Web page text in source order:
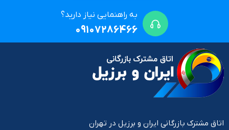
به راهنمایی نیاز دارید؟
09107286466
اتاق مشترک بازرگانی ایران و برزیل در تهران